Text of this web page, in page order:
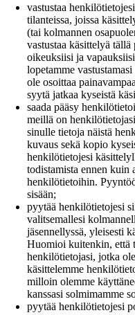
vastustaa
tilanteissa, joissa
(tai kolmannen
vastustaa käsittelyä
oikeuksiisi ja
lopetamme
ole osoittaa
syytä jatkaa kyseistä
saada pääsy
meillä on
sinulle tietoja näistä
kuvaus sekä kopio
henkilötietojesi
todistamista ennen kuin
henkilötietoihin.
sisään;
pyytää henkilötietojesi
valitsemallesi
jäsennellyssä, yleisesti
Huomioi kuitenkin, että
henkilötietojasi, jotka
käsittelemme
milloin olemme
kanssasi solmimamme
pyytää henkilötietojesi